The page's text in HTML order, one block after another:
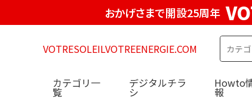
おかげさまで開設25周年
VOTRESOLEILVOTREENERGIE.COM
カテゴリ一
覧
デジタルチラ
シ
Howto
報